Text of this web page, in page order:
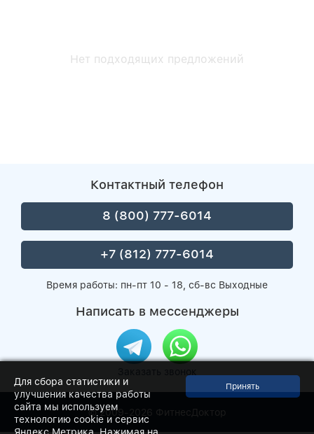
Нет подходящих предложений
Контактный телефон
8 (800) 777-6014
+7 (812) 777-6014
Время работы: пн-пт 10 - 18, сб-вс Выходные
Написать в мессенджеры
© 2009-2026 ФитнесДоктор
Для сбора статистики и
улучшения качества работы
сайта мы используем
технологию cookie и сервис